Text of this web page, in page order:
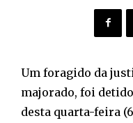
Um foragido da
majorado, foi
desta quarta-feira